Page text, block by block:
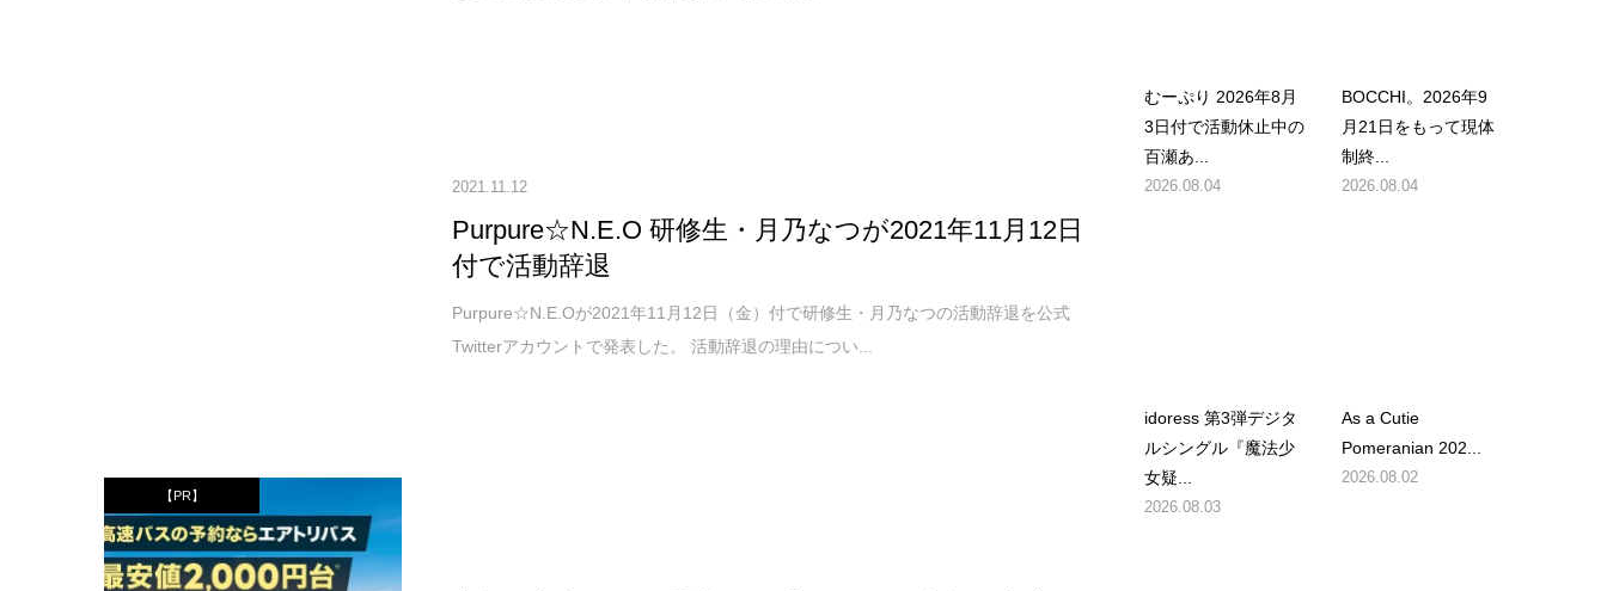
2021.11.12
Purpure☆N.E.O 研修生・月乃なつが2021年11月12日
付で活動辞退
Purpure☆N.E.Oが2021年11月12日（金）付で研修生・月乃なつの活動辞退を公式
Twitterアカウントで発表した。 活動辞退の理由につい...
【PR】
むーぷり 2026年8月
3日付で活動休止中の
百瀬あ...
2026.08.04
BOCCHI。2026年9
月21日をもって現体
制終...
2026.08.04
idoress 第3弾デジタ
ルシングル『魔法少
女疑...
2026.08.03
As a Cutie
Pomeranian 202...
2026.08.02